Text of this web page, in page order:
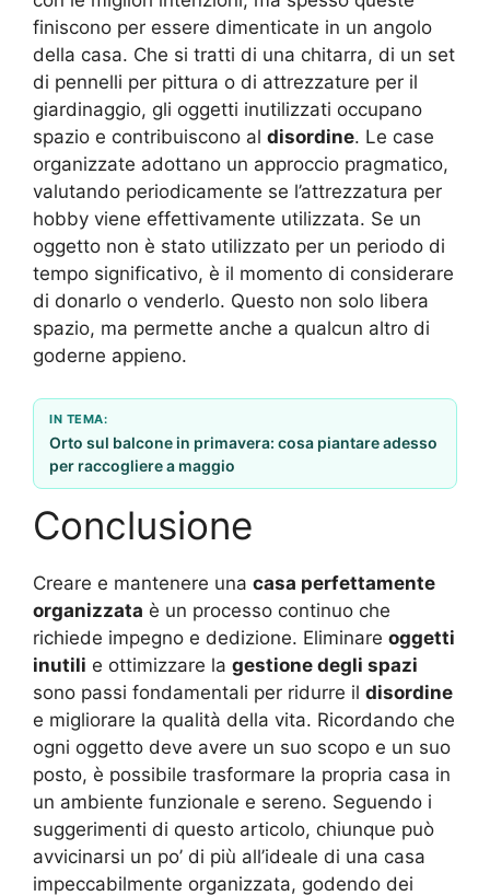
finiscono per essere dimenticate in un angolo
della casa. Che si tratti di una chitarra, di un set
di pennelli per pittura o di attrezzature per il
giardinaggio, gli oggetti inutilizzati occupano
spazio e contribuiscono al disordine. Le case
organizzate adottano un approccio pragmatico,
valutando periodicamente se l’attrezzatura per
hobby viene effettivamente utilizzata. Se un
oggetto non è stato utilizzato per un periodo di
tempo significativo, è il momento di considerare
di donarlo o venderlo. Questo non solo libera
spazio, ma permette anche a qualcun altro di
goderne appieno.
IN TEMA:
Orto sul balcone in primavera: cosa piantare adesso
per raccogliere a maggio
Conclusione
Creare e mantenere una casa perfettamente
organizzata è un processo continuo che
richiede impegno e dedizione. Eliminare oggetti
inutili e ottimizzare la gestione degli spazi
sono passi fondamentali per ridurre il disordine
e migliorare la qualità della vita. Ricordando che
ogni oggetto deve avere un suo scopo e un suo
posto, è possibile trasformare la propria casa in
un ambiente funzionale e sereno. Seguendo i
suggerimenti di questo articolo, chiunque può
avvicinarsi un po’ di più all’ideale di una casa
impeccabilmente organizzata, godendo dei